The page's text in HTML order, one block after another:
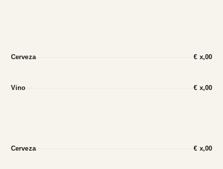
Cerveza € x,00
Vino € x,00
Cerveza € x,00